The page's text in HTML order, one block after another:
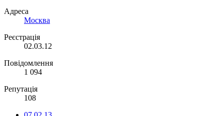
Адреса
Москва
Реєстрація
02.03.12
Повідомлення
1 094
Репутація
108